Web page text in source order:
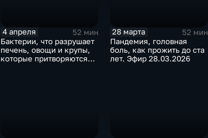
4 апреля
52 мин
Бактерии, что разрушает
печень, овощи и крупы,
которые притворяются
28 марта
52 мин
Пандемия, головная
боль, как прожить до ста
лет. Эфир 28.03.2026